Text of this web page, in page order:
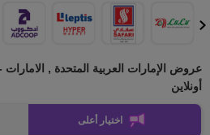
أونلاين
اختيار أعلى